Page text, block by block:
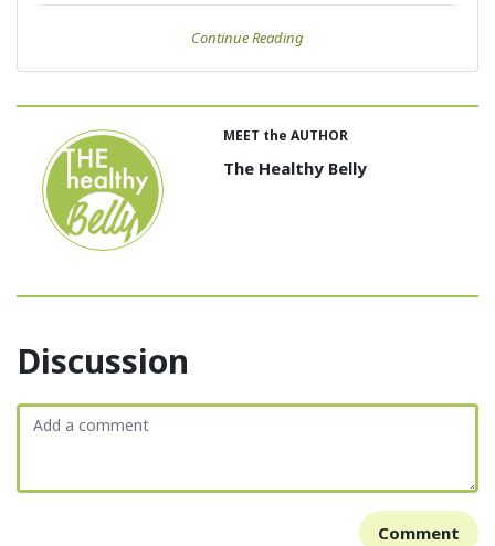
Continue Reading
MEET the AUTHOR
The Healthy Belly
Discussion
Comment